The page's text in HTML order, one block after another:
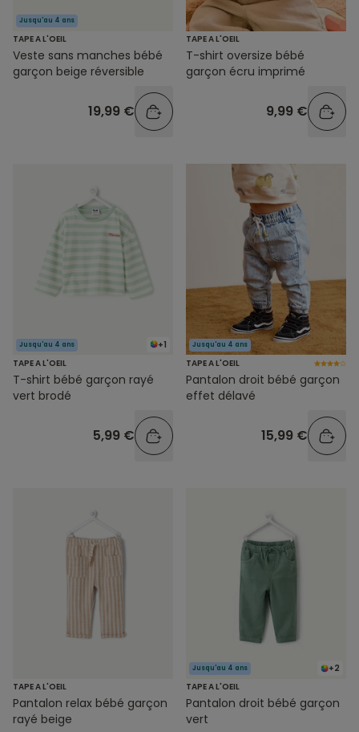
Jusqu'au 4 ans
TAPE A L'OEIL
Veste sans manches bébé
garçon beige réversible
19,99 €
TAPE A L'OEIL
T-shirt oversize bébé
garçon écru imprimé
9,99 €
+1
Jusqu'au 4 ans
TAPE A L'OEIL
T-shirt bébé garçon rayé
vert brodé
5,99 €
Jusqu'au 4 ans
TAPE A L'OEIL
Pantalon droit bébé garçon
effet délavé
15,99 €
TAPE A L'OEIL
Pantalon relax bébé garçon
rayé beige
+2
Jusqu'au 4 ans
TAPE A L'OEIL
Pantalon droit bébé garçon
vert